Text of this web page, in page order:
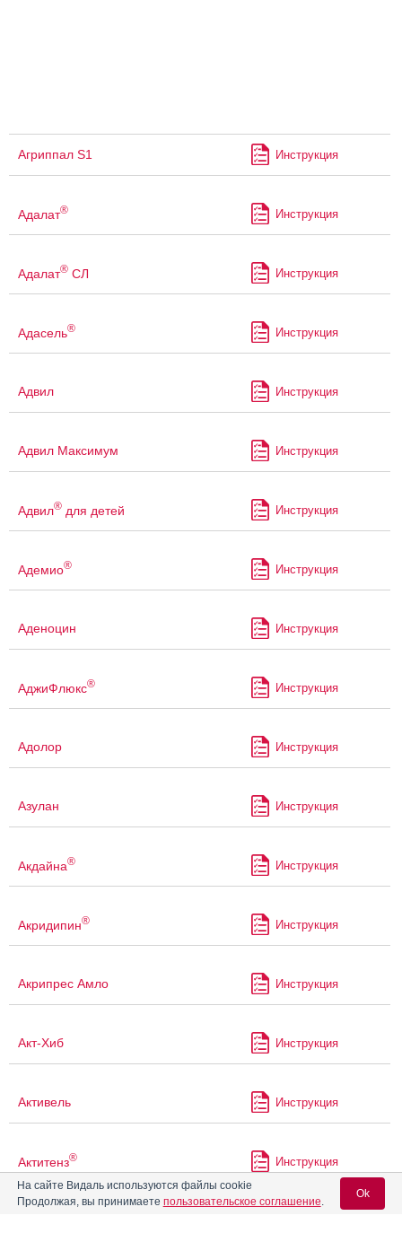
Агриппал S1 Инструкция
Адалат® Инструкция
Адалат® СЛ Инструкция
Адасель® Инструкция
Адвил Инструкция
Адвил Максимум Инструкция
Адвил® для детей Инструкция
Адемио® Инструкция
Аденоцин Инструкция
АджиФлюкс® Инструкция
Адолор Инструкция
Азулан Инструкция
Акдайна® Инструкция
Акридипин® Инструкция
Акрипрес Амло Инструкция
Акт-Хиб Инструкция
Активель Инструкция
Актитенз® Инструкция
На сайте Видаль используются файлы cookie
Продолжая, вы принимаете пользовательское соглашение.
Ok